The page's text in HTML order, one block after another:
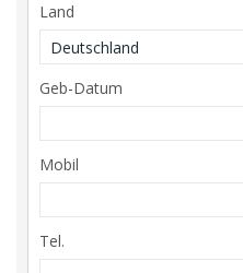
Land
Geb-Datum
Mobil
Tel.